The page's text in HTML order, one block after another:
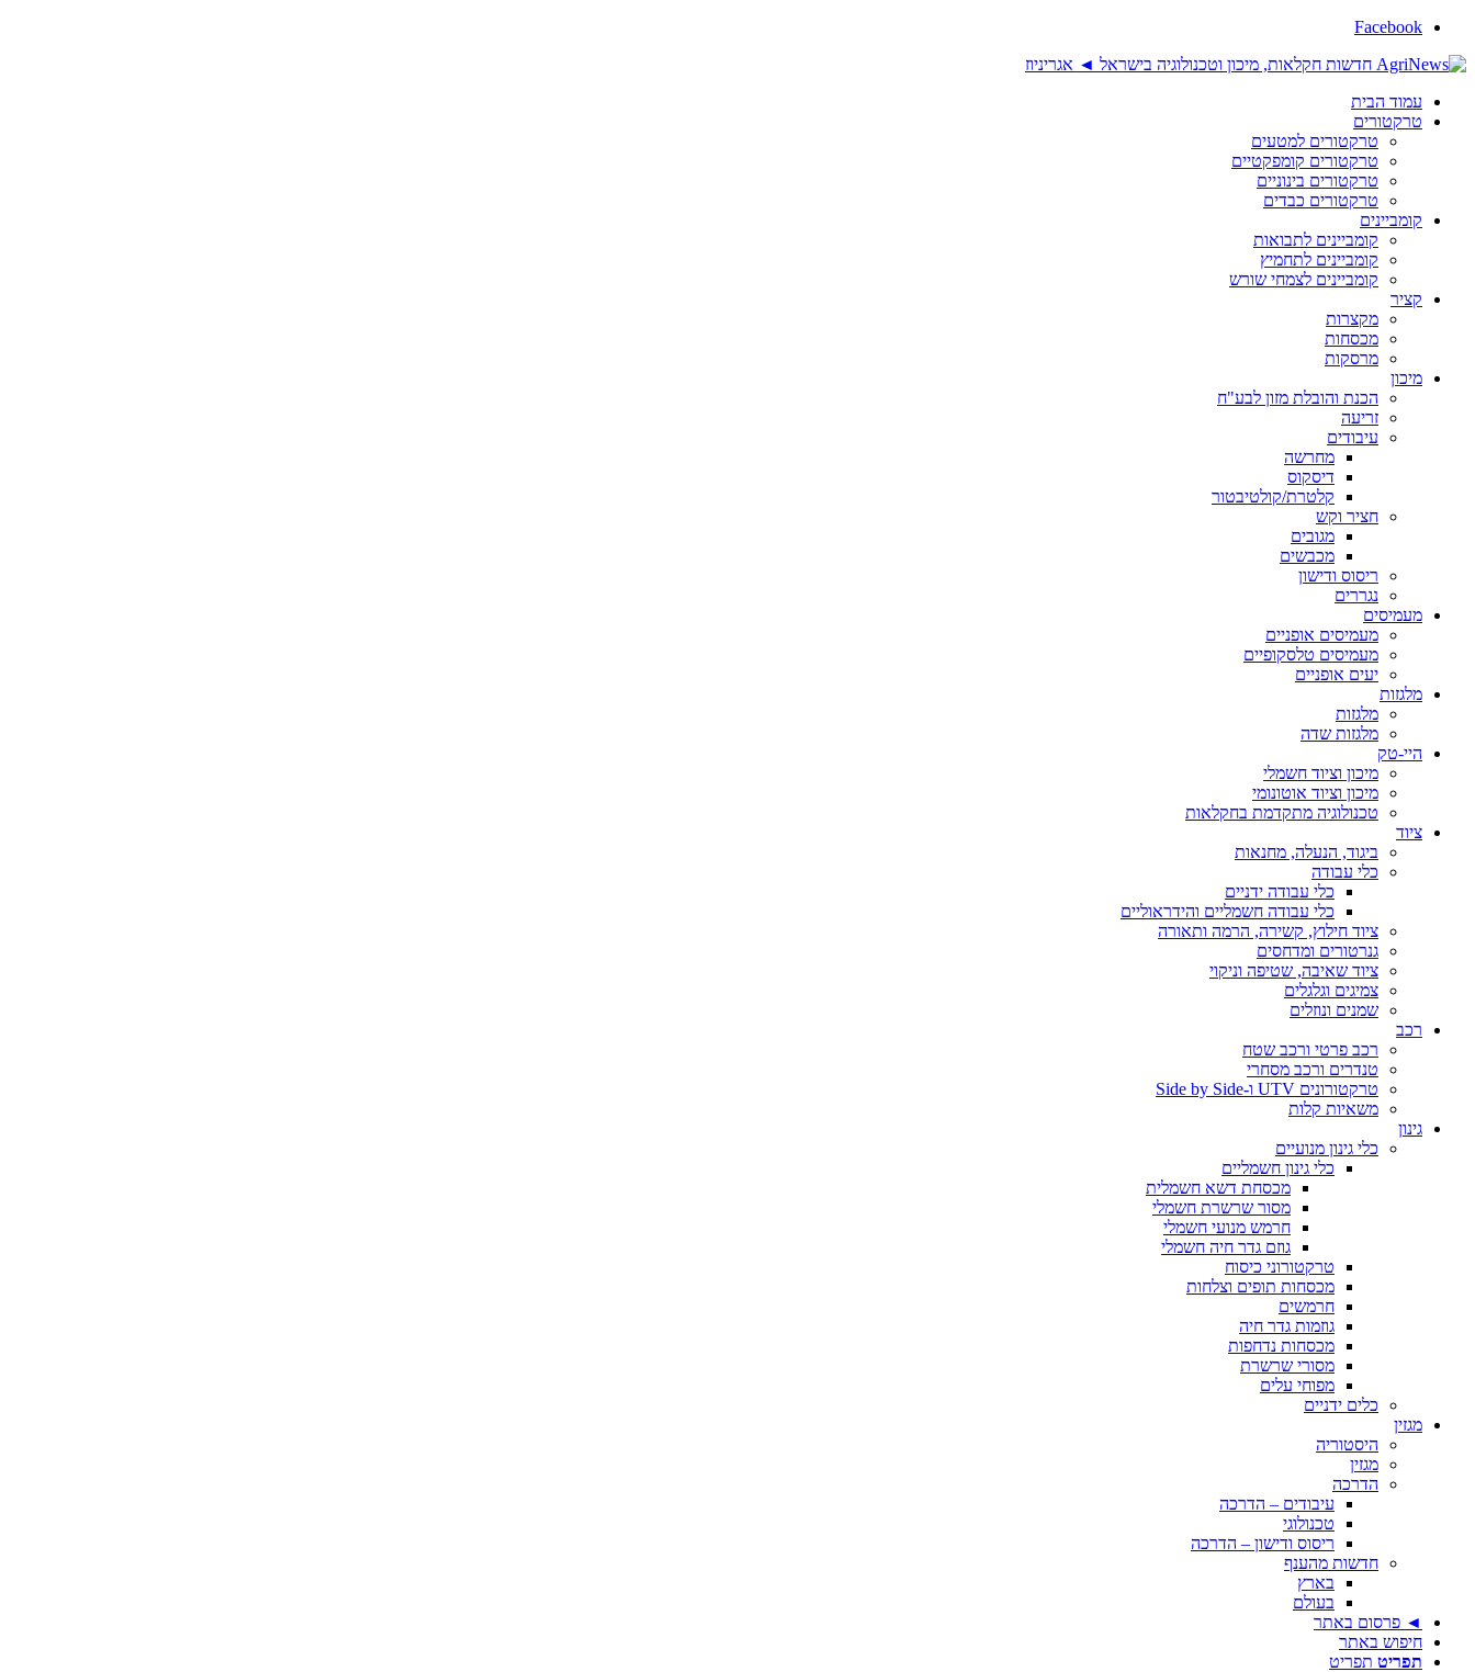
Facebook
עמוד הבית
טרקטורים
טרקטורים למטעים
טרקטורים קומפקטיים
טרקטורים בינוניים
טרקטורים כבדים
קומביינים
קומביינים לתבואות
קומביינים לתחמיץ
קומביינים לצמחי שורש
קציר
מקצרות
מכסחות
מרסקות
מיכון
הכנת והובלת מזון לבע"ח
זריעה
עיבודים
מחרשה
דיסקוס
קלטרת/קולטיבטור
חציר וקש
מגובים
מכבשים
ריסוס ודישון
נגררים
מעמיסים
מעמיסים אופניים
מעמיסים טלסקופיים
יעים אופניים
מלגזות
מלגזות
מלגזות שדה
היי-טק
מיכון וציוד חשמלי
מיכון וציוד אוטונומי
טכנולוגיה מתקדמת בחקלאות
ציוד
ביגוד, הנעלה, מחנאות
כלי עבודה
כלי עבודה ידניים
כלי עבודה חשמליים והידראוליים
ציוד חילוץ, קשירה, הרמה ותאורה
גנרטורים ומדחסים
ציוד שאיבה, שטיפה וניקוי
צמיגים וגלגלים
שמנים ונוזלים
רכב
רכב פרטי ורכב שטח
טנדרים ורכב מסחרי
טרקטורונים UTV ו-Side by Side
משאיות קלות
גינון
כלי גינון מנועיים
כלי גינון חשמליים
מכסחת דשא חשמלית
מסור שרשרת חשמלי
חרמש מנועי חשמלי
גוזם גדר חיה חשמלי
טרקטורוני כיסוח
מכסחות תופים וצלחות
חרמשים
גוזמות גדר חיה
מכסחות נדחפות
מסורי שרשרת
מפוחי עלים
כלים ידניים
מגזין
היסטוריה
מגזין
הדרכה
עיבודים – הדרכה
טכנולוגי
ריסוס ודישון – הדרכה
חדשות מהענף
בארץ
בעולם
◄ פרסום באתר
חיפוש באתר
תפריט תפריט